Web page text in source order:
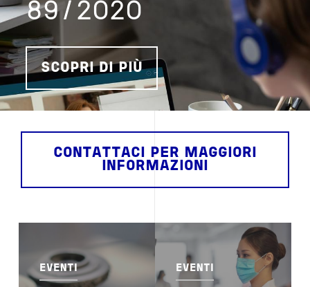
89/2020
SCOPRI DI PIÙ
CONTATTACI PER MAGGIORI
INFORMAZIONI
EVENTI EVENTI